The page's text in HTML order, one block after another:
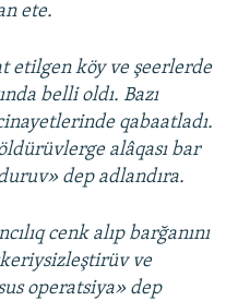
ete.
etilgen köy ve şeerlerde
belli oldı. Bazı
qabaatladı.
alâqası bar
dep adlandıra.
cenk alıp barğanını
ve
operatsiya» dep